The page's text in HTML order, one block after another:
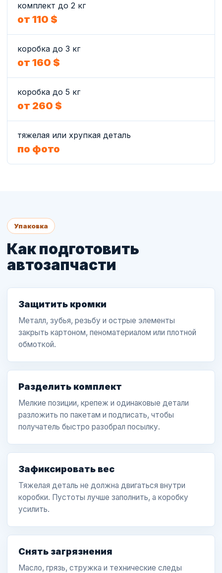
комплект до 2 кг
от 110 $
коробка до 3 кг
от 160 $
коробка до 5 кг
от 260 $
тяжелая или хрупкая деталь
по фото
Упаковка
Как подготовить
автозапчасти
Защитить кромки
Металл, зубья, резьбу и острые элементы
закрыть картоном, пеноматериалом или плотной
обмоткой.
Разделить комплект
Мелкие позиции, крепеж и одинаковые детали
разложить по пакетам и подписать, чтобы
получатель быстро разобрал посылку.
Зафиксировать вес
Тяжелая деталь не должна двигаться внутри
коробки. Пустоты лучше заполнить, а коробку
усилить.
Снять загрязнения
Масло, грязь, стружка и технические следы